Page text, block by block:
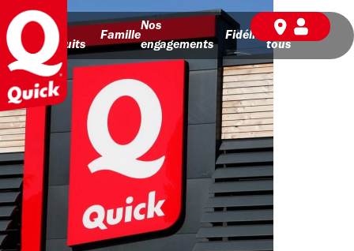
Nos
produits
Famille
Nos
engagements
Fidélité
BD pour
tous